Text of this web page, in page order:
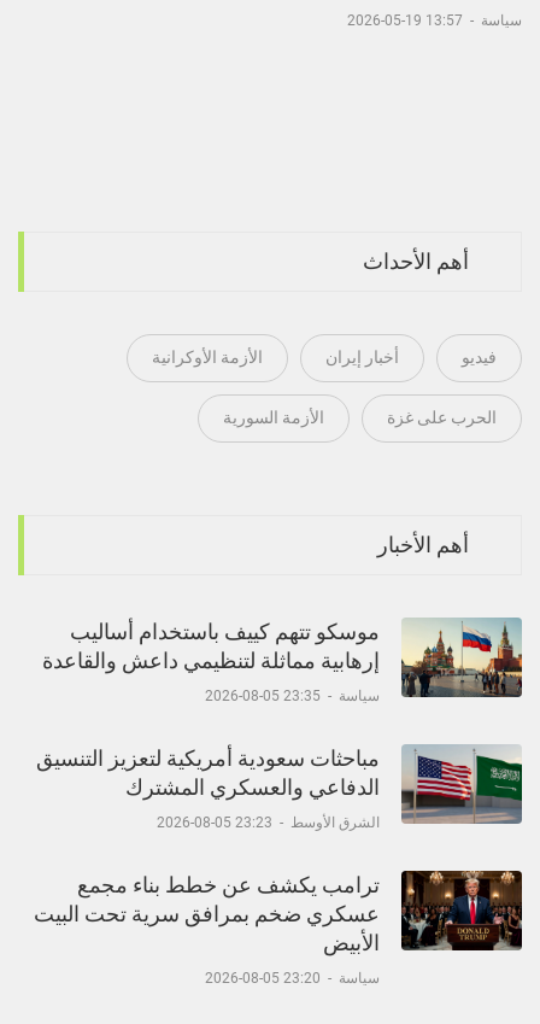
سياسة -
13:57 19-05-2026
أهم الأحداث
فيديو أخبار إيران الأزمة الأوكرانية
الحرب على غزة الأزمة السورية
أهم الأخبار
موسكو تتهم كييف باستخدام أساليب
إرهابية مماثلة لتنظيمي داعش والقاعدة
سياسة -
23:35 05-08-2026
مباحثات سعودية أمريكية لتعزيز التنسيق
الدفاعي والعسكري المشترك
الشرق الأوسط -
23:23 05-08-2026
ترامب يكشف عن خطط بناء مجمع
عسكري ضخم بمرافق سرية تحت البيت
الأبيض
سياسة -
23:20 05-08-2026